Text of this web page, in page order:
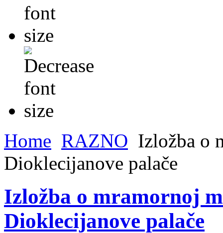
Home RAZNO Izložba o
Dioklecijanove palače
Izložba o mramornoj
Dioklecijanove palače